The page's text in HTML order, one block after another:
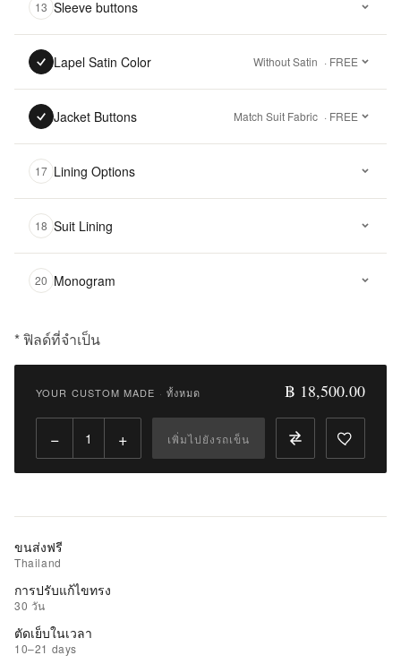
13 Sleeve buttons
Lapel Satin Color Without Satin · FREE
Jacket Buttons Match Suit Fabric · FREE
17 Lining Options
18 Suit Lining
20 Monogram
* ฟิลด์ที่จำเป็น
฿
Qty:
ไป
รถ
เข็น
รายการ
ที่
ชอบ
YOUR CUSTOM MADE · ทั้งหมด ฿ 18,500.00
− + เพิ่มไปยังรถเข็น
ขนส่งฟรี
Thailand
การปรับแก้ไขทรง
30 วัน
ตัดเย็บในเวลา
10–21 days